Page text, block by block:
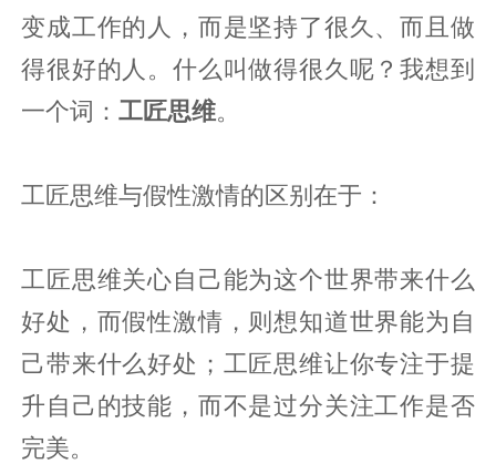
变成工作的人，而是坚持了很久、而且做
得很好的人。什么叫做得很久呢？我想到
一个词：工匠思维。
工匠思维与假性激情的区别在于：
工匠思维关心自己能为这个世界带来什么
好处，而假性激情，则想知道世界能为自
己带来什么好处；工匠思维让你专注于提
升自己的技能，而不是过分关注工作是否
完美。